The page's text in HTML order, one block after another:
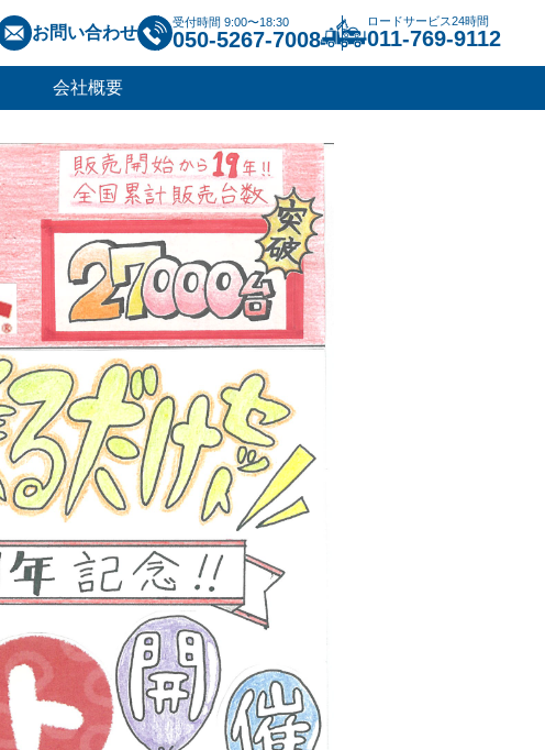
お問い合わせ
受付時間 9:00〜18:30
050-5267-7008
ロードサービス24時間
011-769-9112
会社概要